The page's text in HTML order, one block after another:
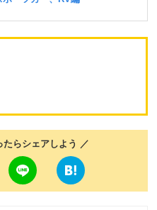
らシェアしよう ／